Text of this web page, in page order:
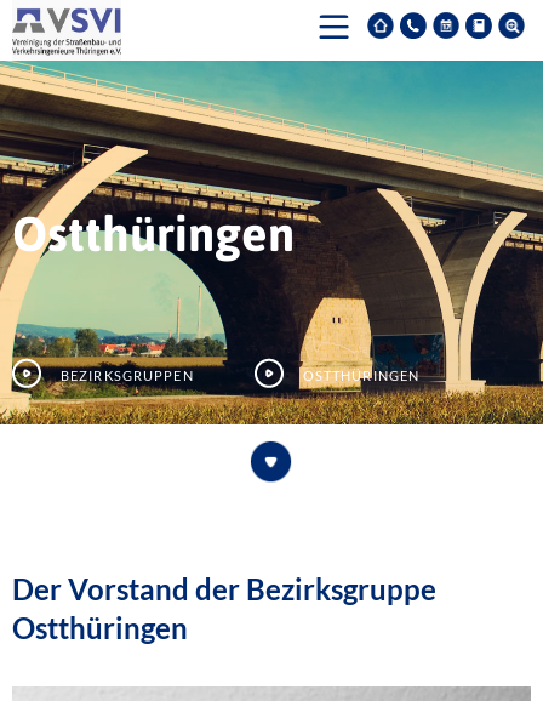
Ostthüringen
Bezirksgruppen Ostthüringen
Der Vorstand der Bezirksgruppe
Ostthüringen